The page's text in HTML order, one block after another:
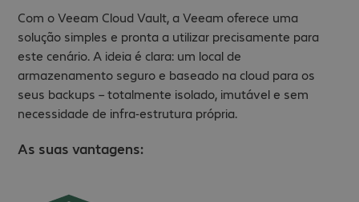
Com o Veeam Cloud Vault, a Veeam oferece uma
solução simples e pronta a utilizar precisamente para
este cenário. A ideia é clara: um local de
armazenamento seguro e baseado na cloud para os
seus backups – totalmente isolado, imutável e sem
necessidade de infra-estrutura própria.
As suas vantagens: